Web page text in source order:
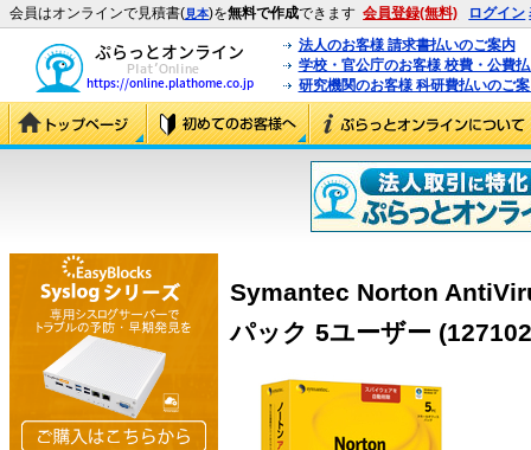
会員はオンラインで見積書(見本)を無料で作成できます 会員登録(無料) ログイン
法人のお客様 請求書払いのご案内
学校・官公庁のお客様 校費・公費
研究機関のお客様 科研費払いのご
Symantec Norton
パック 5ユーザー